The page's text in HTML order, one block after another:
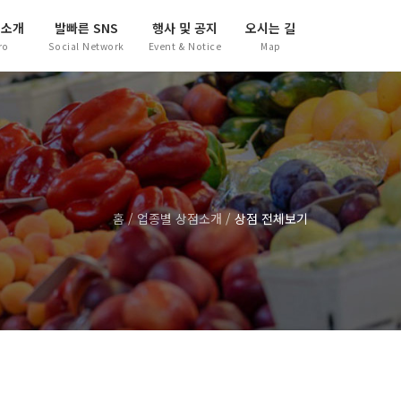
개 발빠른 SNS
Social Network
행사 및 공지
Event & Notice
오시는 길
Map
홈/업종별 상점소개 / 상점 전체보기